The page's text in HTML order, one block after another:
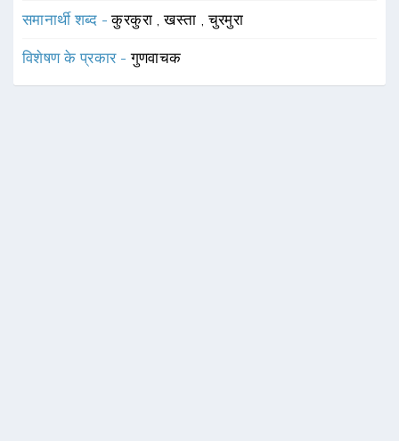
समानार्थी शब्द -कुरकुरा ,खस्ता ,चुरमुरा
विशेषण के प्रकार -गुणवाचक